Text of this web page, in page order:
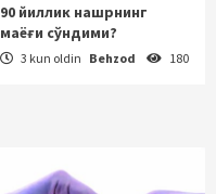
90 йиллик нашрнинг
маёғи сўндими?
3 kun oldin Behzod 180